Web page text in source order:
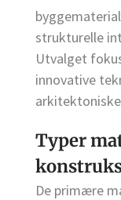
strukturelle
Utvalget
innovative
Typer
De primære